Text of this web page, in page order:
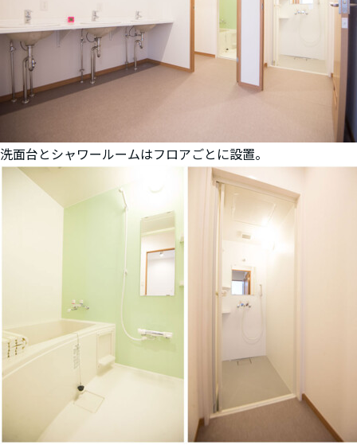
洗面台とシャワールームはフロアごとに設置。